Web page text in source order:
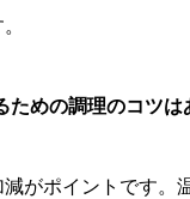
ための調理のコツは
がポイントです。